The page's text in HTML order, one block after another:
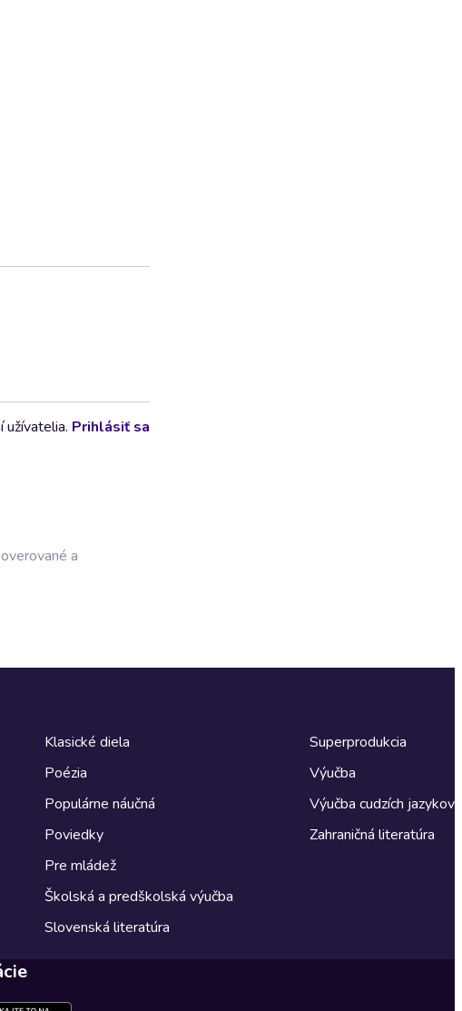
užívatelia. Prihlásiť sa
a
Klasické diela
Poézia
Populárne náučná
Poviedky
Pre mládež
Školská a predškolská výučba
Slovenská literatúra
Superprodukcia
Výučba
Výučba cudzích jazykov
Zahraničná literatúra